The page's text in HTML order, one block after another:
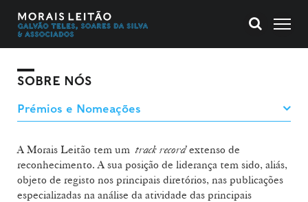
SOBRE NÓS
A Morais Leitão tem um track recordextenso de
reconhecimento. A sua posição de liderança tem sido, aliás,
objeto de registo nos principais diretórios, nas publicações
especializadas na análise da atividade das principais